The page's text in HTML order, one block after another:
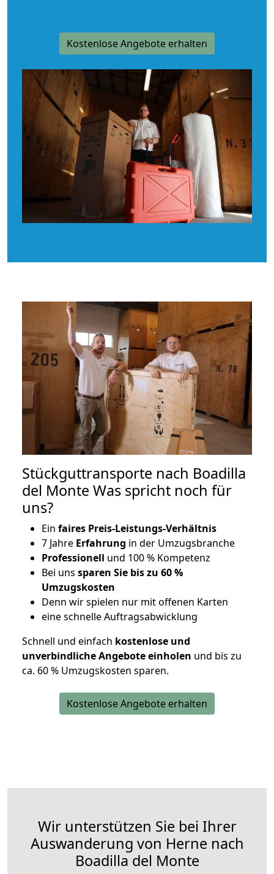
Kostenlose Angebote erhalten
Stückguttransporte nach Boadilla
del Monte Was spricht noch für
uns?
Ein faires Preis-Leistungs-Verhältnis
7 Jahre Erfahrung in der Umzugsbranche
Professionell und 100 % Kompetenz
Bei uns sparen Sie bis zu 60 %
Umzugskosten
Denn wir spielen nur mit offenen Karten
eine schnelle Auftragsabwicklung
Schnell und einfach kostenlose und
unverbindliche Angebote einholen und bis zu
ca. 60 % Umzugskosten sparen.
Kostenlose Angebote erhalten
Wir unterstützen Sie bei Ihrer
Auswanderung von Herne nach
Boadilla del Monte